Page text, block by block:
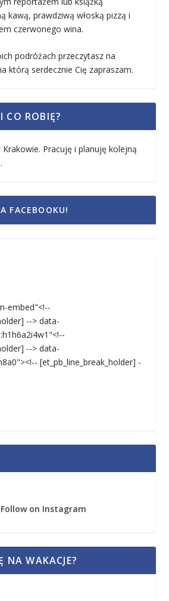
kawą, prawdziwą włoską pizzą i
czerwonego wina.
podróżach przeczytasz na
którą serdecznie Cię zapraszam.
CO ROBIĘ?
Pracuję i planuję kolejną
FACEBOOKU!
embed"<!--
--> data-
--> data-
[et_pb_line_break_holder] -
Follow on Instagram
NA WAKACJE?